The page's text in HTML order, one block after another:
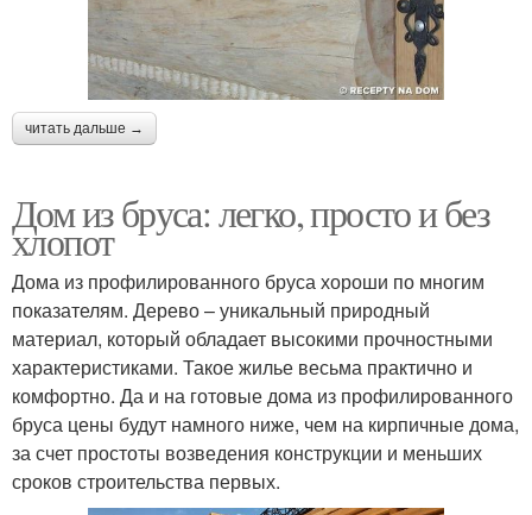
читать дальше →
Дом из бруса: легко, просто и без
хлопот
Дома из профилированного бруса хороши по многим
показателям. Дерево – уникальный природный
материал, который обладает высокими прочностными
характеристиками. Такое жилье весьма практично и
комфортно. Да и на готовые дома из профилированного
бруса цены будут намного ниже, чем на кирпичные дома,
за счет простоты возведения конструкции и меньших
сроков строительства первых.